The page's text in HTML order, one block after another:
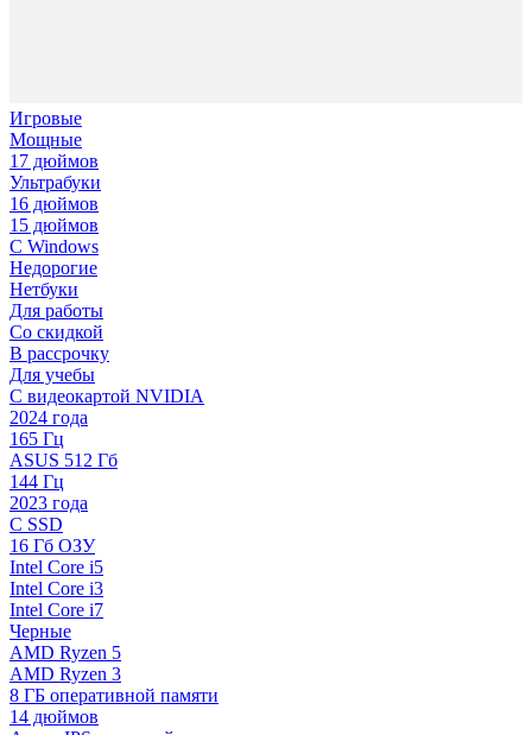
Игровые
Мощные
17 дюймов
Ультрабуки
16 дюймов
15 дюймов
С Windows
Недорогие
Нетбуки
Для работы
Со скидкой
В рассрочку
Для учебы
С видеокартой NVIDIA
2024 года
165 Гц
ASUS 512 Гб
144 Гц
2023 года
С SSD
16 Гб ОЗУ
Intel Core i5
Intel Core i3
Intel Core i7
Черные
AMD Ryzen 5
AMD Ryzen 3
8 ГБ оперативной памяти
14 дюймов